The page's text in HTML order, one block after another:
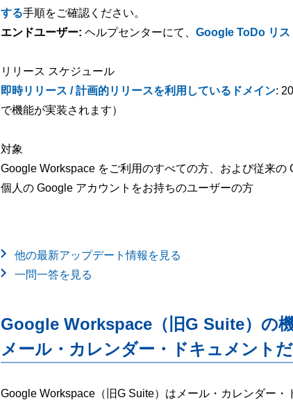
する手順をご確認ください。
エンドユーザー: ヘルプセンターにて、 Google ToDo リス
リリース スケジュール
即時リリース / 計画的リリースを利用しているドメイン:
で機能が実装されます）
対象
Google Workspace をご利用のすべての方、および従来
個人の Google アカウントをお持ちのユーザーの方
他の最新アップデート情報を見る
一問一答を見る
Google Workspace（旧G Suite）の
メール・カレンダー・ドキュメント
Google Workspace（旧G Suite）はメール・カレンダー・